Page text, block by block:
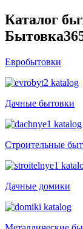
Каталог
Евробытовки
Дачные бытовки
Строительные
Дачные домики